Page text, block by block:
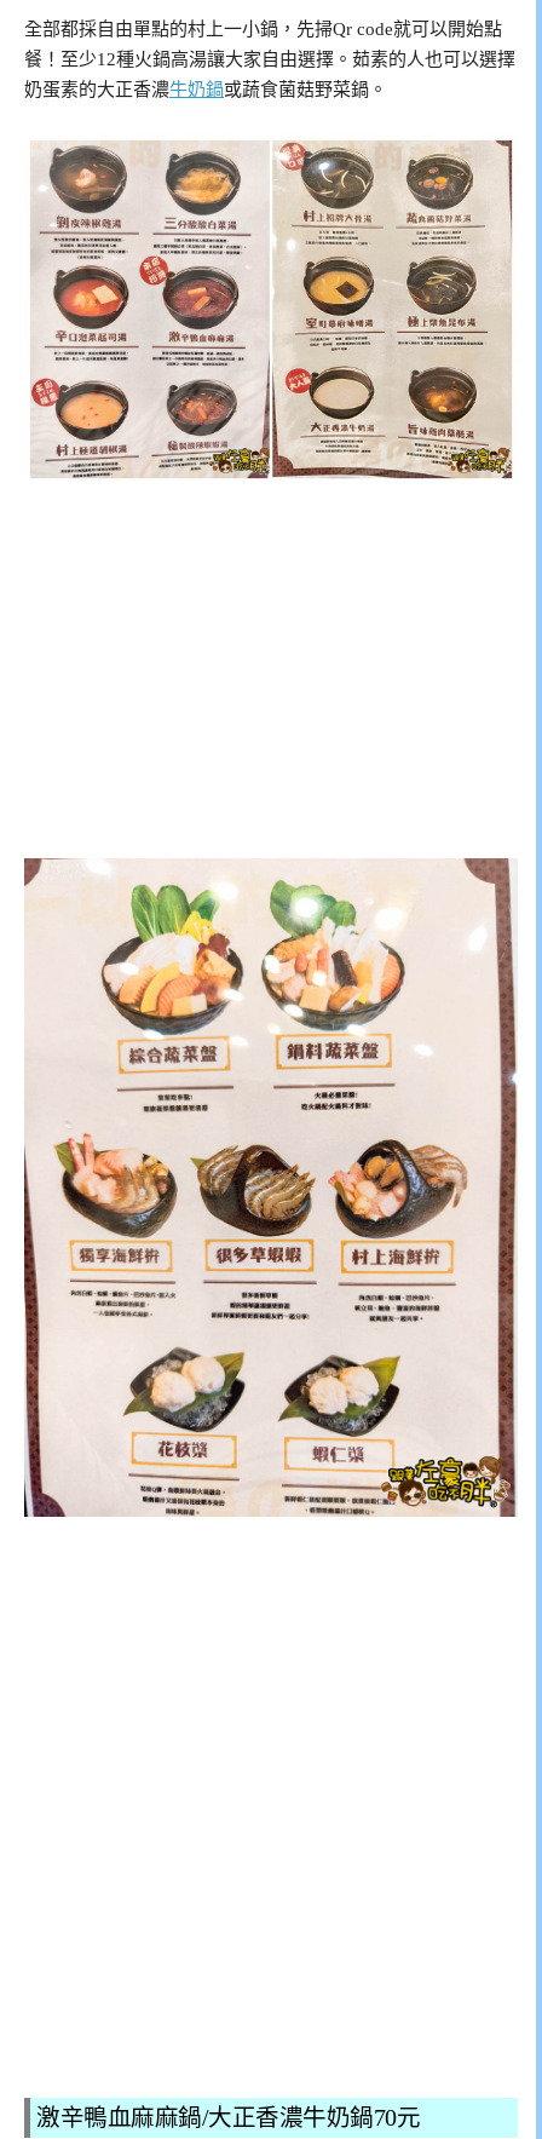
全部都採自由單點的村上一小鍋，先掃Qr code就可以開始點
餐！至少12種火鍋高湯讓大家自由選擇。茹素的人也可以選擇
奶蛋素的大正香濃牛奶鍋或蔬食菌菇野菜鍋。
激辛鴨血麻麻鍋/大正香濃牛奶鍋70元